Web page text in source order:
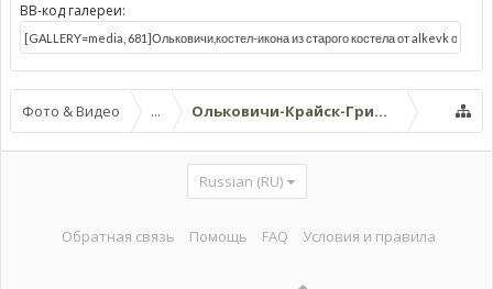
BB-код галереи:
Фото & Видео ... Ольковичи-Крайск-Гриневичи-Стрия
Russian (RU)
Обратная связь Помощь FAQ Условия и правила